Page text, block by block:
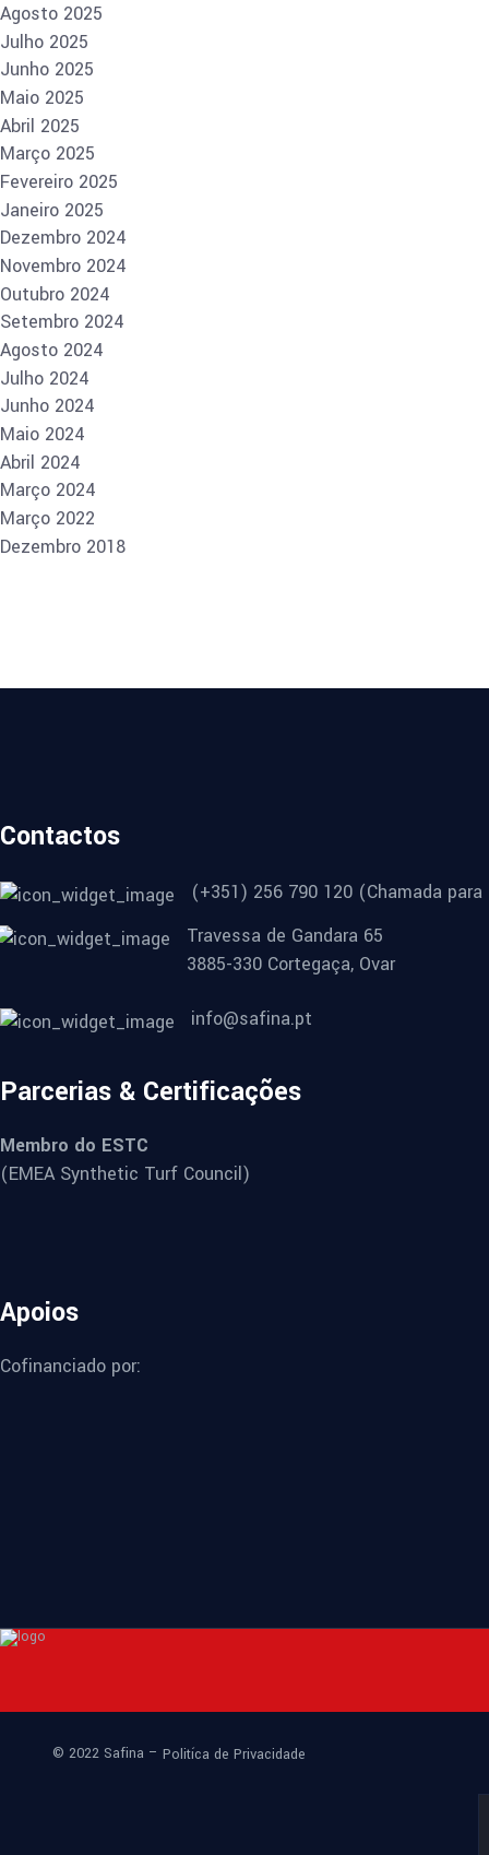
Agosto 2025
Julho 2025
Junho 2025
Maio 2025
Abril 2025
Março 2025
Fevereiro 2025
Janeiro 2025
Dezembro 2024
Novembro 2024
Outubro 2024
Setembro 2024
Agosto 2024
Julho 2024
Junho 2024
Maio 2024
Abril 2024
Março 2024
Março 2022
Dezembro 2018
Contactos
(+351) 256 790 120 (Chamada
Travessa de Gandara 65
3885-330 Cortegaça, Ovar
info@safina.pt
Parcerias & Certificações
Membro do ESTC
(EMEA Synthetic Turf Council)
Apoios
Cofinanciado por:
© 2022 Safina – Politíca de Privacidade